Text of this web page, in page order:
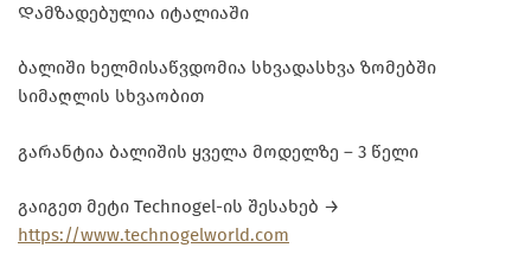
Დამზადებულია იტალიაში
ბალიში ხელმისაწვდომია სხვადასხვა ზომებში
სიმაღლის სხვაობით
გარანტია ბალიშის ყველა მოდელზე – 3 წელი
გაიგეთ მეტი Technogel-ის შესახებ →
https://www.technogelworld.com